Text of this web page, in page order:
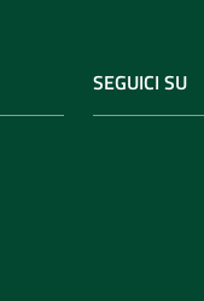
SEGUICI SU